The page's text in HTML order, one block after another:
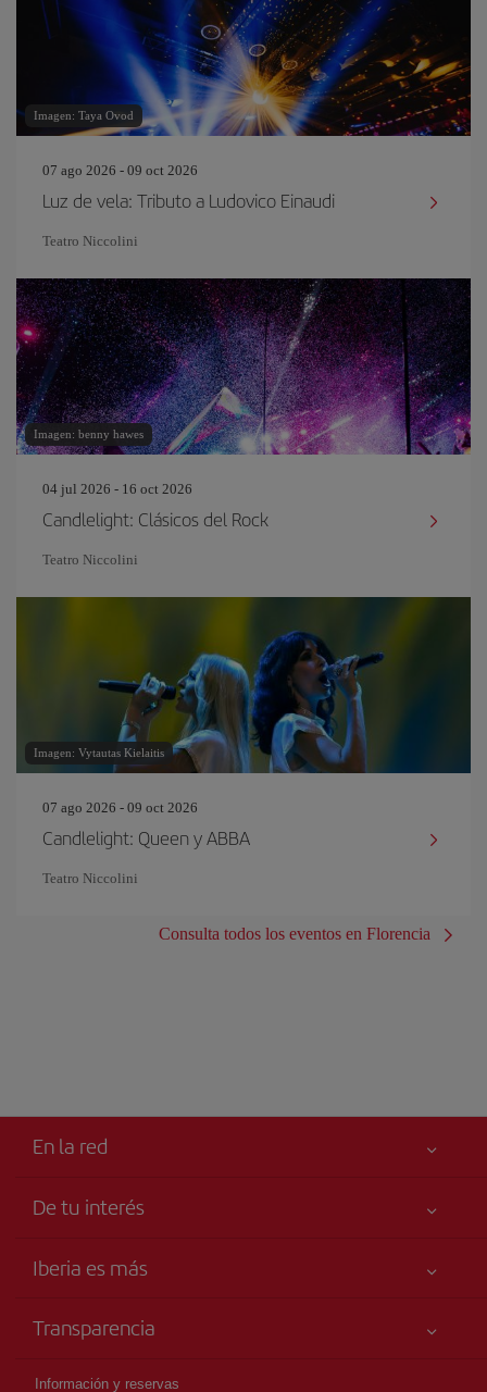
Imagen: Taya Ovod
07 ago 2026 - 09 oct 2026
Luz de vela: Tributo a Ludovico Einaudi
Teatro Niccolini
Imagen: benny hawes
04 jul 2026 - 16 oct 2026
Candlelight: Clásicos del Rock
Teatro Niccolini
Imagen: Vytautas Kielaitis
07 ago 2026 - 09 oct 2026
Candlelight: Queen y ABBA
Teatro Niccolini
Consulta todos los eventos en Florencia
En la red
De tu interés
Tu seguridad es lo primero
Publicidad
Iberia es más
Talento a bordo
Grupo Iberia
Transparencia
Información y reservas